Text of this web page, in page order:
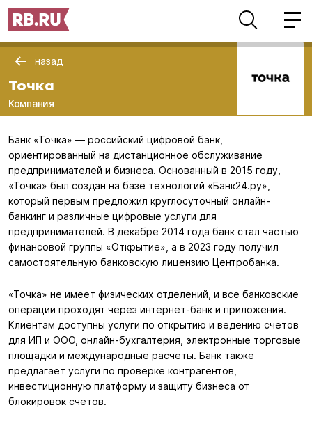
назад
Точка
Компания
Банк «Точка» — российский цифровой банк,
ориентированный на дистанционное обслуживание
предпринимателей и бизнеса. Основанный в 2015 году,
«Точка» был создан на базе технологий «Банк24.ру»,
который первым предложил круглосуточный онлайн-
банкинг и различные цифровые услуги для
предпринимателей. В декабре 2014 года банк стал частью
финансовой группы «Открытие», а в 2023 году получил
самостоятельную банковскую лицензию Центробанка.
«Точка» не имеет физических отделений, и все банковские
операции проходят через интернет-банк и приложения.
Клиентам доступны услуги по открытию и ведению счетов
для ИП и ООО, онлайн-бухгалтерия, электронные торговые
площадки и международные расчеты. Банк также
предлагает услуги по проверке контрагентов,
инвестиционную платформу и защиту бизнеса от
блокировок счетов.